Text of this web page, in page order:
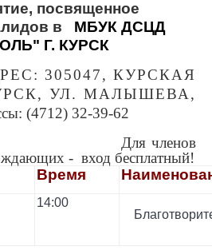
посвященное
в
МБУК ДСЦД
Г. КУРСК
КУРСКАЯ
УЛ. МАЛЫШЕВА,
(4712) 32-39-62
членов
- вход бесплатный!
Время
14:00